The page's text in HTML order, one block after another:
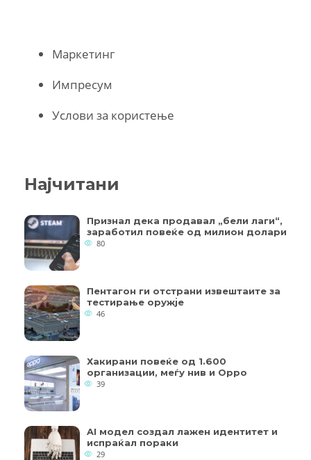
Маркетинг
Импресум
Услови за користење
Најчитани
Признал дека продавал „бели лаги“,
заработил повеќе од милион долари
80
Пентагон ги отстрани извештаите за
тестирање оружје
46
Хакирани повеќе од 1.600
организации, меѓу нив и Oppo
39
AI модел создал лажен идентитет и
испраќал пораки
29